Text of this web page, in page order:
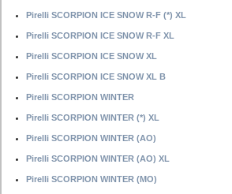
Pirelli SCORPION ICE SNOW R-F (*) XL
Pirelli SCORPION ICE SNOW R-F XL
Pirelli SCORPION ICE SNOW XL
Pirelli SCORPION ICE SNOW XL B
Pirelli SCORPION WINTER
Pirelli SCORPION WINTER (*) XL
Pirelli SCORPION WINTER (AO)
Pirelli SCORPION WINTER (AO) XL
Pirelli SCORPION WINTER (MO)